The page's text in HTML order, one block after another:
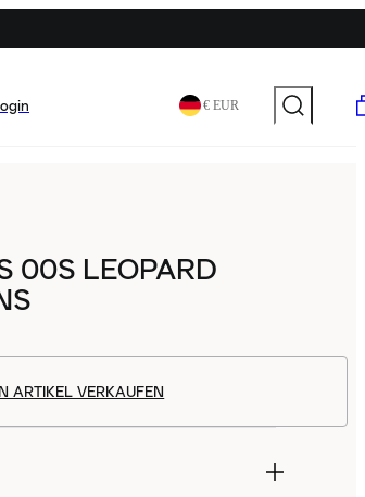
€ EUR
00S LEOPARD
ARTIKEL VERKAUFEN